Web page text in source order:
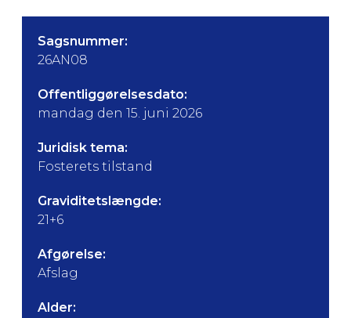
Sagsnummer:
26AN08
Offentliggørelsesdato:
mandag den 15. juni 2026
Juridisk tema:
Fosterets tilstand
Graviditetslængde:
21+6
Afgørelse:
Afslag
Alder: